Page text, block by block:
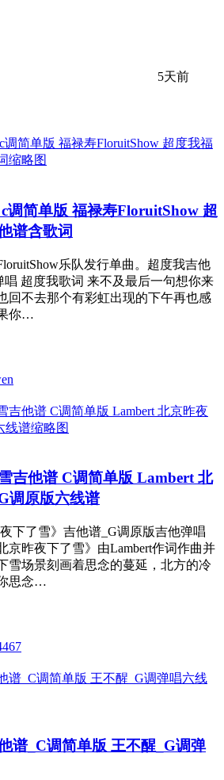
5天前
调简单版 福禄寿FloruitShow 超
谱含歌词
乐队发行单曲。超度我吉他
唱 超度我歌词 来不及最后一句想你来
回不去那个有彩虹出现的下午再也感
你…
吉他谱 C调简单版 Lambert 北
调原版六线谱
下了雪》吉他谱_G调原版吉他弹唱
京昨夜下了雪》由Lambert作词作曲并
雪场景刻画着思念的蔓延，北方的冷
思念…
谱_C调简单版 王不醒_G调弹